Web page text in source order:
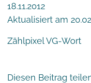
18.11.2012
Aktualisiert am
Zählpixel VG-Wort
Diesen Beitrag